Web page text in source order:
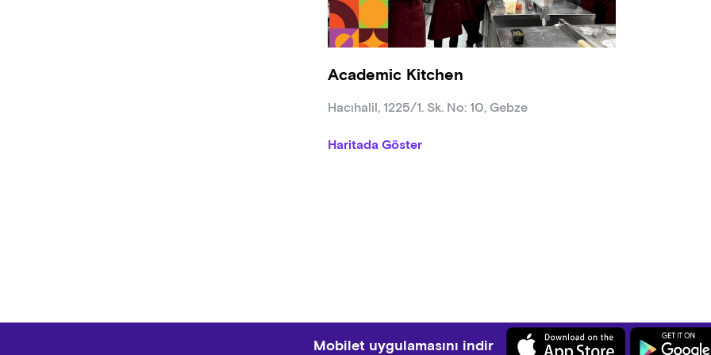
presleme ve dilimleme standartları.
Büfe yükseklik ve akış planlaması, kap malzemesi seçimi (seramik,
Academic Kitchen
Hacıhalil, 1225/1. Sk. No: 10, Gebze
Haritada Göster
Mobilet uygulamasını indir